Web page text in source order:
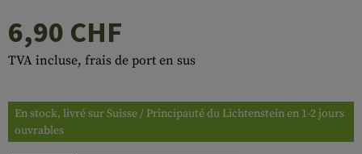
6,90 CHF
TVA incluse, frais de port en sus
En stock, livré sur Suisse / Principauté du Lichtenstein en 1-2 jours
ouvrables